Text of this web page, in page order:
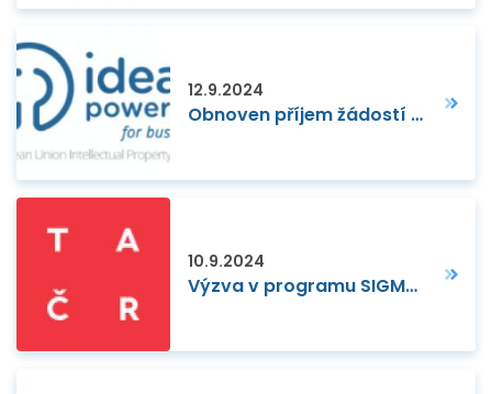
12.9.2024
Obnoven příjem žádostí o dotace na podporu IPR pro MSP
10.9.2024
Výzva v programu SIGMA na podporu komercializace VaVaI bude vyhlášena 25. září